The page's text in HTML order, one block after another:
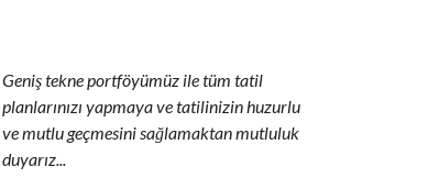
Geniş tekne portföyümüz ile tüm tatil
planlarınızı yapmaya ve tatilinizin huzurlu
ve mutlu geçmesini sağlamaktan mutluluk
duyarız...